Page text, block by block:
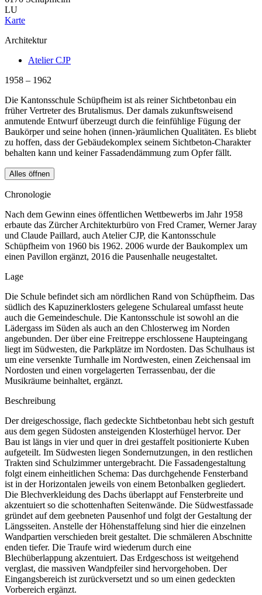
LU
Karte
Architektur
Atelier CJP
1958 – 1962
Die Kantonsschule Schüpfheim ist als reiner Sichtbetonbau ein
früher Vertreter des Brutalismus. Der damals zukunftsweisend
anmutende Entwurf überzeugt durch die feinfühlige Fügung der
Baukörper und seine hohen (innen-)räumlichen Qualitäten. Es bliebt
zu hoffen, dass der Gebäudekomplex seinem Sichtbeton-Charakter
behalten kann und keiner Fassadendämmung zum Opfer fällt.
Alles öffnen
Chronologie
Nach dem Gewinn eines öffentlichen Wettbewerbs im Jahr 1958
erbaute das Zürcher Architekturbüro von Fred Cramer, Werner Jaray
und Claude Paillard, auch Atelier CJP, die Kantonsschule
Schüpfheim von 1960 bis 1962. 2006 wurde der Baukomplex um
einen Pavillon ergänzt, 2016 die Pausenhalle neugestaltet.
Lage
Die Schule befindet sich am nördlichen Rand von Schüpfheim. Das
südlich des Kapuzinerklosters gelegene Schulareal umfasst heute
auch die Gemeindeschule. Die Kantonsschule ist sowohl an die
Lädergass im Süden als auch an den Chlosterweg im Norden
angebunden. Der über eine Freitreppe erschlossene Haupteingang
liegt im Südwesten, die Parkplätze im Nordosten. Das Schulhaus ist
um eine versenkte Turnhalle im Nordwesten, einen Zeichensaal im
Nordosten und einen vorgelagerten Terrassenbau, der die
Musikräume beinhaltet, ergänzt.
Beschreibung
Der dreigeschossige, flach gedeckte Sichtbetonbau hebt sich gestuft
aus dem gegen Südosten ansteigenden Klosterhügel hervor. Der
Bau ist längs in vier und quer in drei gestaffelt positionierte Kuben
aufgeteilt. Im Südwesten liegen Sondernutzungen, in den restlichen
Trakten sind Schulzimmer untergebracht. Die Fassadengestaltung
folgt einem einheitlichen Schema: Das durchgehende Fensterband
ist in der Horizontalen jeweils von einem Betonbalken gegliedert.
Die Blechverkleidung des Dachs überlappt auf Fensterbreite und
akzentuiert so die schottenhaften Seitenwände. Die Südwestfassade
gründet auf dem geebneten Pausenhof und folgt der Gestaltung der
Längsseiten. Anstelle der Höhenstaffelung sind hier die einzelnen
Wandpartien verschieden breit gestaltet. Die schmäleren Abschnitte
enden tiefer. Die Traufe wird wiederum durch eine
Blechüberlappung akzentuiert. Das Erdgeschoss ist weitgehend
verglast, die massiven Wandpfeiler sind hervorgehoben. Der
Eingangsbereich ist zurückversetzt und so um einen gedeckten
Vorbereich ergänzt.